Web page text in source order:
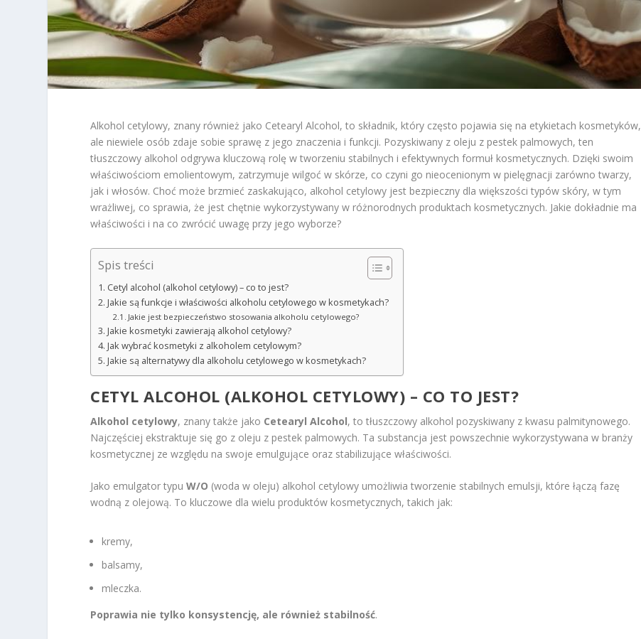
Alkohol cetylowy, znany również jako Cetearyl Alcohol, to składnik, który często pojawia się na etykietach kosmetyków,
ale niewiele osób zdaje sobie sprawę z jego znaczenia i funkcji. Pozyskiwany z oleju z pestek palmowych, ten
tłuszczowy alkohol odgrywa kluczową rolę w tworzeniu stabilnych i efektywnych formuł kosmetycznych. Dzięki swoim
właściwościom emolientowym, zatrzymuje wilgoć w skórze, co czyni go nieocenionym w pielęgnacji zarówno twarzy,
jak i włosów. Choć może brzmieć zaskakująco, alkohol cetylowy jest bezpieczny dla większości typów skóry, w tym
wrażliwej, co sprawia, że jest chętnie wykorzystywany w różnorodnych produktach kosmetycznych. Jakie dokładnie ma
właściwości i na co zwrócić uwagę przy jego wyborze?
Spis treści
Cetyl alcohol (alkohol cetylowy) – co to jest?
Jakie są funkcje i właściwości alkoholu cetylowego w kosmetykach?
Jakie jest bezpieczeństwo stosowania alkoholu cetylowego?
Jakie kosmetyki zawierają alkohol cetylowy?
Jak wybrać kosmetyki z alkoholem cetylowym?
Jakie są alternatywy dla alkoholu cetylowego w kosmetykach?
CETYL ALCOHOL (ALKOHOL CETYLOWY) – CO TO JEST?
Alkohol cetylowy, znany także jako Cetearyl Alcohol, to tłuszczowy alkohol pozyskiwany z kwasu palmitynowego.
Najczęściej ekstraktuje się go z oleju z pestek palmowych. Ta substancja jest powszechnie wykorzystywana w branży
kosmetycznej ze względu na swoje emulgujące oraz stabilizujące właściwości.
Jako emulgator typuW/O (woda w oleju) alkohol cetylowy umożliwia tworzenie stabilnych emulsji, które łączą fazę
wodną z olejową. To kluczowe dla wielu produktów kosmetycznych, takich jak:
kremy,
balsamy,
mleczka.
Poprawia nie tylko konsystencję, ale również stabilność.